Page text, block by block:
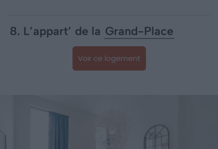
8. L’appart’ de la Grand-Place
Voir ce logement